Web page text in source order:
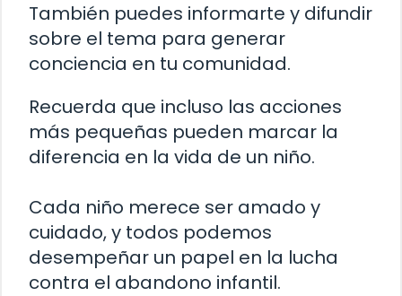
También puedes informarte y difundir
sobre el tema para generar
conciencia en tu comunidad.
Recuerda que incluso las acciones
más pequeñas pueden marcar la
diferencia en la vida de un niño.
Cada niño merece ser amado y
cuidado, y todos podemos
desempeñar un papel en la lucha
contra el abandono infantil.